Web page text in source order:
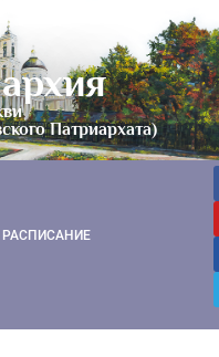
Патриархата)